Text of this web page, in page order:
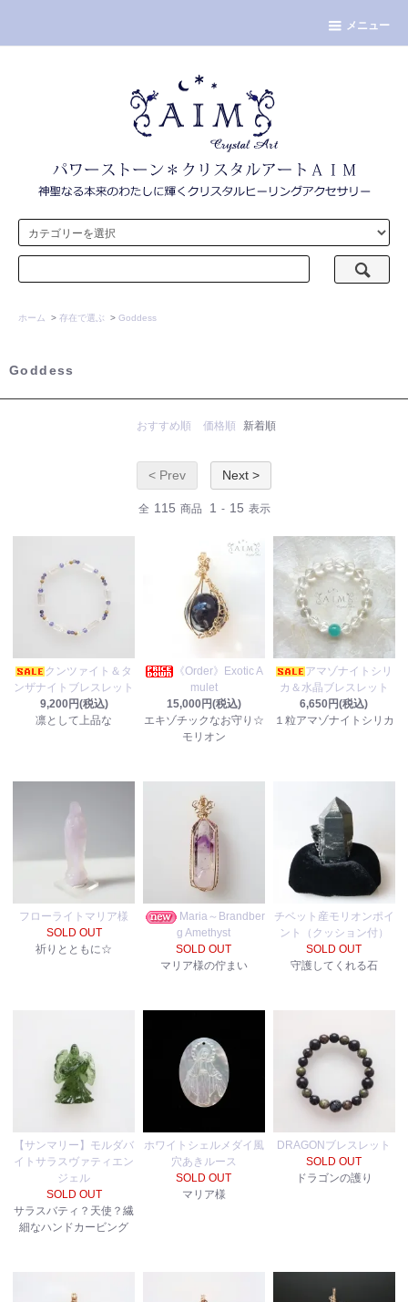
メニュー
ホーム > 存在で選ぶ > Goddess
Goddess
おすすめ順 価格順 新着順
< Prev Next >
全 115 商品 1 - 15 表示
クンツァイト＆タ
ンザナイトブレスレット
9,200円(税込)
凛として上品な
《Order》Exotic A
mulet
15,000円(税込)
エキゾチックなお守り☆
モリオン
アマゾナイトシリ
カ＆水晶ブレスレット
6,650円(税込)
１粒アマゾナイトシリカ
フローライトマリア様
SOLD OUT
祈りとともに☆
Maria～Brandber
g Amethyst
SOLD OUT
マリア様の佇まい
チベット産モリオンポイ
ント（クッション付）
SOLD OUT
守護してくれる石
【サンマリー】モルダバ
イトサラスヴァティエン
ジェル
SOLD OUT
サラスバティ？天使？繊
細なハンドカービング
ホワイトシェルメダイ風
穴あきルース
SOLD OUT
マリア様
DRAGONブレスレット
SOLD OUT
ドラゴンの護り